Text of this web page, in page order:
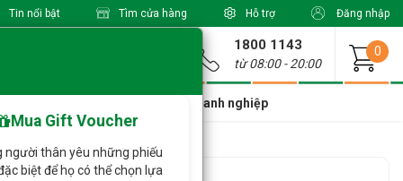
Tin nổi bật Tìm cửa hàng Hỗ trợ Đăng nhập
1800 1143
từ 08:00 - 20:00
0
Dành cho doanh nghiệp
Mua Gift Voucher
người thân yêu những phiếu
biệt để họ có thể chọn lựa